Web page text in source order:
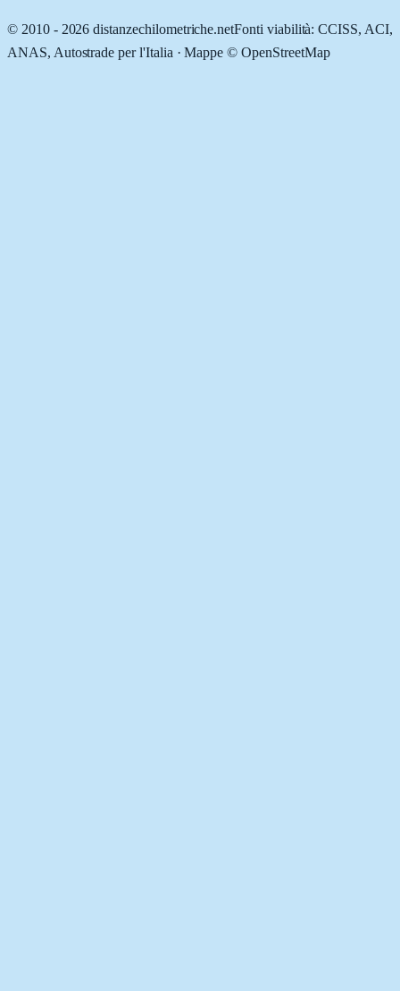
© 2010 - 2026 distanzechilometriche.netFonti viabilità: CCISS, ACI,
ANAS, Autostrade per l'Italia · Mappe © OpenStreetMap